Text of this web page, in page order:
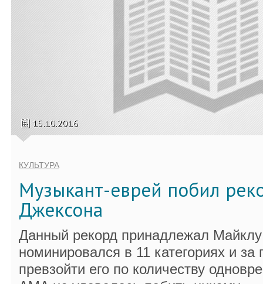
15.10.2016
КУЛЬТУРА
Музыкант-еврей побил
Джексона
Данный рекорд принадлежал
номинировался в 11 категориях и за
превзойти его по количеству